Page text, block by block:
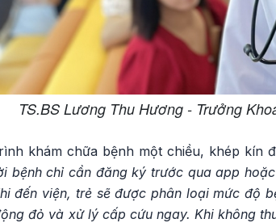
TS.BS Lương Thu Hương - Trưởng
khám chữa bệnh một chiều, khép kín
bệnh chỉ cần đăng ký trước qua app
đến viện, trẻ sẽ được phân loại mức độ
đỏ và xử lý cấp cứu ngay. Khi không